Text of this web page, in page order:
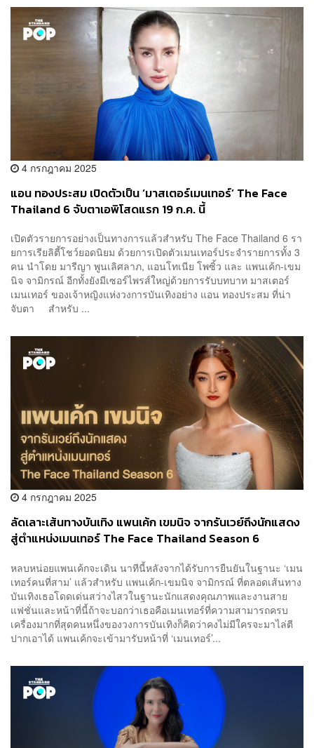
4 กรกฎาคม 2025
แอน ทองประสม เปิดตัวเป็น ‘มาสเตอร์เมนเทอร์’ The Face
Thailand 6 จับตาเอพิโสดแรก 19 ก.ค. นี้
เปิดตัวรายการอย่างเป็นทางการแล้วสำหรับ The Face Thailand 6 รา
ยการเรียลิตี้โชว์ยอดนิยม ด้วยการเปิดตัวเมนเทอร์ประจำรายการทั้ง 3
คน นำโดย มารีญา พูนเลิศลาภ, แอนโทเนีย โพซิ้ว และ แพนเค้ก-เขม
นิจ จามิกรณ์ อีกทั้งยังมีเซอร์ไพรส์ใหญ่ด้วยการรับบทบาท มาสเตอร์
เมนเทอร์ ของเจ้าหญิงแห่งวงการบันเทิงอย่าง แอน ทองประสม ที่น่า
จับตา สำหรับ ...
4 กรกฎาคม 2025
ลัดเลาะเส้นทางบันเทิง แพนเค้ก เขมนิจ จากรันเวย์ถึงนักแสดง
สู่ตำแหน่งเมนเทอร์ The Face Thailand Season 6
หลบหน่อยแพนเค้กจะเดิน นาทีนี้หลังจากได้รับการยืนยันในฐานะ ‘เมน
เทอร์คนที่สาม’ แล้วสำหรับ แพนเค้ก-เขมนิจ จามิกรณ์ ที่ตลอดเส้นทาง
บันเทิงเธอโดดเด่นสว่างไสวในฐานะนักแสดงคุณภาพและงานสาย
แฟชั่นและหน้าที่นี้ถ้าจะบอกว่าเธอคือเมนเทอร์ที่ความสามารถครบ
เครื่องมากที่สุดคนหนึ่งของวงการบันเทิงก็คิดว่าคงไม่มีใครจะมาไล่ตี
ปากเอาได้ แพนเค้กจะเข้ามารับหน้าที่ ‘เมนเทอร์’...